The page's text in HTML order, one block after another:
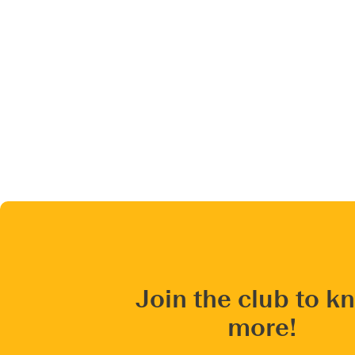
Join the club to
more!